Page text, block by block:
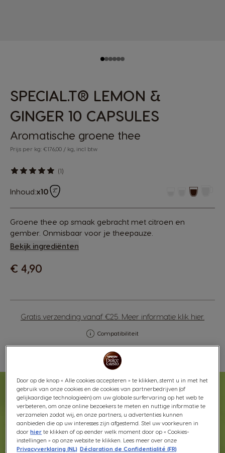
SPECIAL.T® LEMON &
GINGER 10 CAPSULES
Aromatische groene thee
Prijs per kg: €176,00 / kg, incl btw
(1)
Inhoud:x10
Groene thee op smaak gebracht met citroen en
gember. Onmisbaar voor je theepauze.
Bekijk ingrediënten
€ 4,90
Compatibiliteit
Gratis verzending vanaf €25. Meer informatie klik hier
Verlanglijstje
Verlanglijst
Door op de knop « Alle cookies accepteren » te klikken, stemt u in met het
gebruik van onze cookies en de cookies van partnerbedrijven (of
gelijkaardige technologieën) om uw globale surfervaring op het web te
verbeteren, om onze online bezoekers te meten en nuttige informatie te
verzamelen zodat wij, en onze partners, u advertenties kunnen
aanbieden die op uw interesses zijn afgestemd. Stel uw voorkeuren in
doorhier te klikken of op eender welk moment door op « Cookies-
instellingen » op onze website te klikken. Lees meer over onze
Privacyverklaring (NL) Déclaration de Confidentialité (FR)